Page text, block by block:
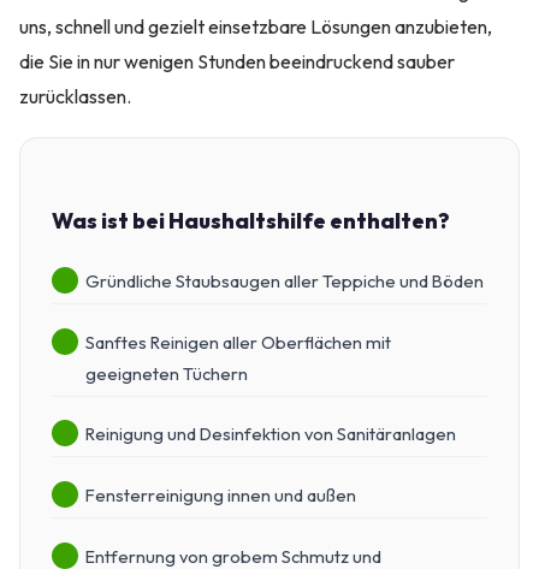
uns, schnell und gezielt einsetzbare Lösungen anzubieten,
die Sie in nur wenigen Stunden beeindruckend sauber
zurücklassen.
Was ist bei Haushaltshilfe enthalten?
Gründliche Staubsaugen aller Teppiche und Böden
Sanftes Reinigen aller Oberflächen mit
geeigneten Tüchern
Reinigung und Desinfektion von Sanitäranlagen
Fensterreinigung innen und außen
Entfernung von grobem Schmutz und